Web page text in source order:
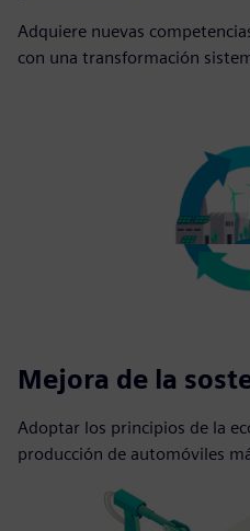
Adquiere nuevas
con una transformación
Mejora de la
Adoptar los principios de la
producción de automóviles